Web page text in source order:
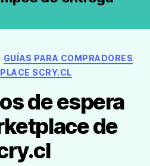
de
Categorías
GUÍAS PARA COMPRADORES
SCRY.CL
de espera
de